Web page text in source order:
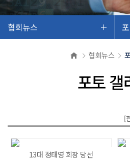
협회뉴스
협회뉴스
포토 갤
[
13대 정태영 회장 당선